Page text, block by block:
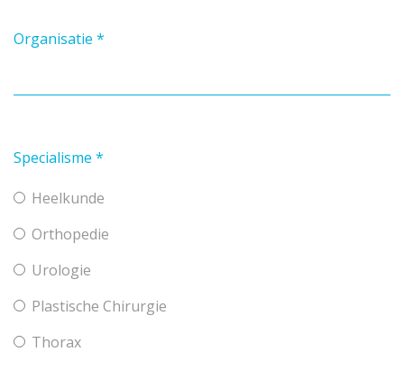
Organisatie *
Specialisme *
Heelkunde
Orthopedie
Urologie
Plastische Chirurgie
Thorax